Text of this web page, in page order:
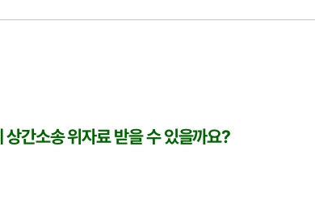
간소송 위자료 받을 수 있을까요?